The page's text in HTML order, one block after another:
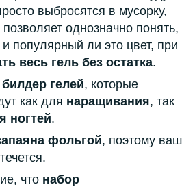
выбросятся в мусорку,
позволяет однозначно понять,
популярный ли это цвет, при
весь гель без остатка.
билдер гелей, которые
как для наращивания, так
ногтей.
фольгой, поэтому ваш
что набор